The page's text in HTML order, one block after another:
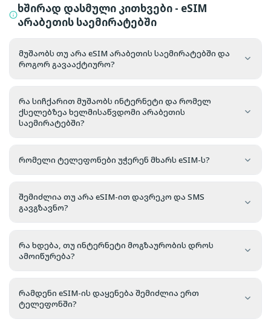
ხშირად დასმული კითხვები - eSIM
არაბეთის საემირატებში
მუშაობს თუ არა eSIM არაბეთის საემირატებში და
როგორ გავააქტიურო?
რა სიჩქარით მუშაობს ინტერნეტი და რომელ
ქსელებზეა ხელმისაწვდომი არაბეთის
საემირატებში?
რომელი ტელეფონები უჭერენ მხარს eSIM-ს?
შემიძლია თუ არა eSIM-ით დავრეკო და SMS
გავგზავნო?
რა ხდება, თუ ინტერნეტი მოგზაურობის დროს
ამოიწურება?
რამდენი eSIM-ის დაყენება შემიძლია ერთ
ტელეფონში?